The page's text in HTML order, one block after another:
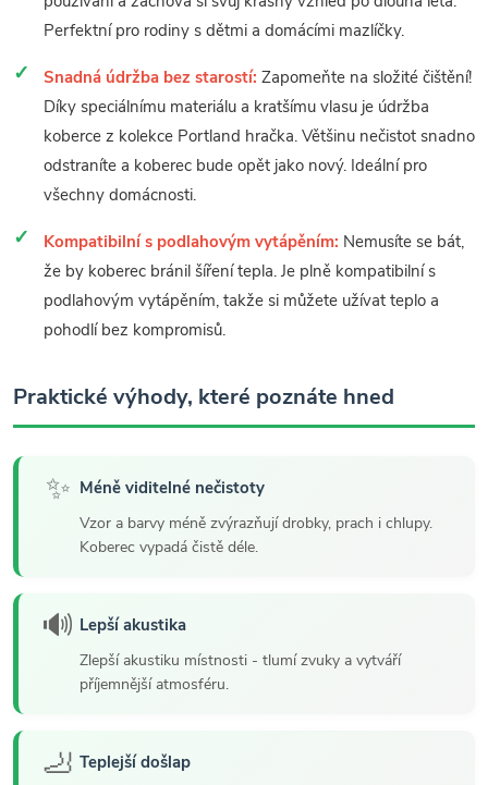
Perfektní pro rodiny s dětmi a domácími mazlíčky.
Snadná údržba bez starostí: Zapomeňte na složité čištění!
Díky speciálnímu materiálu a kratšímu vlasu je údržba
koberce z kolekce Portland hračka. Většinu nečistot snadno
odstraníte a koberec bude opět jako nový. Ideální pro
všechny domácnosti.
Kompatibilní s podlahovým vytápěním: Nemusíte se bát,
že by koberec bránil šíření tepla. Je plně kompatibilní s
podlahovým vytápěním, takže si můžete užívat teplo a
pohodlí bez kompromisů.
Praktické výhody, které poznáte hned
✨ Méně viditelné nečistoty
Vzor a barvy méně zvýrazňují drobky, prach i chlupy.
Koberec vypadá čistě déle.
🔊 Lepší akustika
Zlepší akustiku místnosti - tlumí zvuky a vytváří
příjemnější atmosféru.
🦶 Teplejší došlap